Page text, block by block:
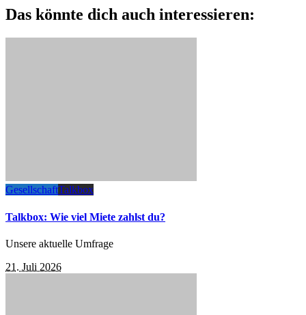
Das könnte dich auch interessieren:
GesellschaftTalkbox
Talkbox: Wie viel Miete zahlst du?
Unsere aktuelle Umfrage
21. Juli 2026